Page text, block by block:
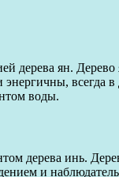
дерева ян.
всегда
воды.
дерева инь.
и